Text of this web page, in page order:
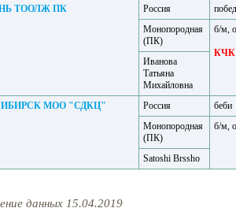
ТООЛЖ ПК Россия
Монопородная
(ПК)
б/м,
КЧК
Иванова
Татьяна
Михайловна
МОО "СДКЦ" Россия
беби
Монопородная
(ПК)
б/м,
Satoshi Brssho
данных 15.04.2019